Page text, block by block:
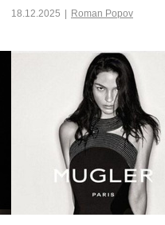
18.12.2025 | Roman Popov